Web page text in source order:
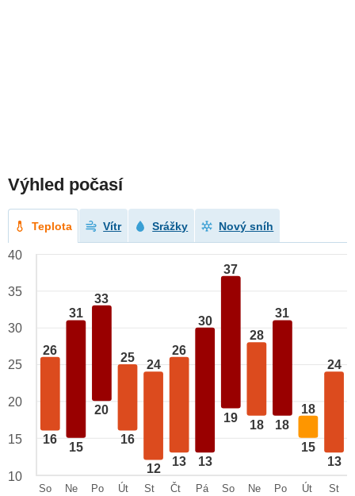
Výhled počasí
Teplota Vítr Srážky Nový sníh
26
16
31
15
33
20
25
16
24
12
26
13
30
13
37
19
28
18
31
18
18
15
24
13
40
35
30
25
20
15
10
So
Ne
Po
Út
St
Čt
Pá
So
Ne
Po
Út
St